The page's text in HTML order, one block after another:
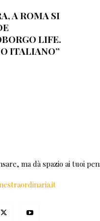
A ROMA SI
LIFE.
ITALIANO”
ma dà spazio ai tuoi